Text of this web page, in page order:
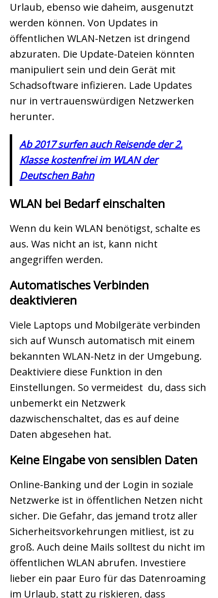
Urlaub, ebenso wie daheim, ausgenutzt
werden können. Von Updates in
öffentlichen WLAN-Netzen ist dringend
abzuraten. Die Update-Dateien könnten
manipuliert sein und dein Gerät mit
Schadsoftware infizieren. Lade Updates
nur in vertrauenswürdigen Netzwerken
herunter.
Ab 2017 surfen auch Reisende der 2.
Klasse kostenfrei im WLAN der
Deutschen Bahn
WLAN bei Bedarf einschalten
Wenn du kein WLAN benötigst, schalte es
aus. Was nicht an ist, kann nicht
angegriffen werden.
Automatisches Verbinden
deaktivieren
Viele Laptops und Mobilgeräte verbinden
sich auf Wunsch automatisch mit einem
bekannten WLAN-Netz in der Umgebung.
Deaktiviere diese Funktion in den
Einstellungen. So vermeidest du, dass sich
unbemerkt ein Netzwerk
dazwischenschaltet, das es auf deine
Daten abgesehen hat.
Keine Eingabe von sensiblen Daten
Online-Banking und der Login in soziale
Netzwerke ist in öffentlichen Netzen nicht
sicher. Die Gefahr, das jemand trotz aller
Sicherheitsvorkehrungen mitliest, ist zu
groß. Auch deine Mails solltest du nicht im
öffentlichen WLAN abrufen. Investiere
lieber ein paar Euro für das Datenroaming
im Urlaub, statt zu riskieren, dass